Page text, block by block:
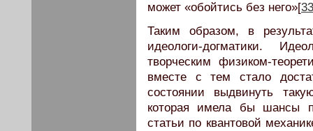
может «обойтись без него»[33
Таким образом, в
идеологи-догматики.
творческим физиком-
вместе с тем стало
состоянии выдвинуть
которая имела бы шансы
статьи по квантовой